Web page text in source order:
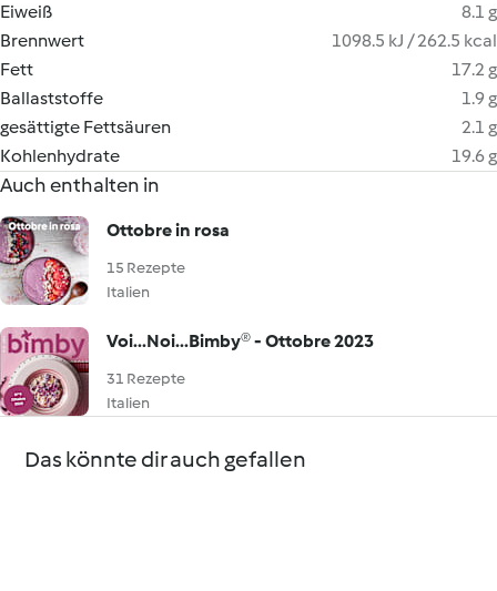
Eiweiß
8.1 g
Brennwert
1098.5 kJ / 262.5 kcal
Fett
17.2 g
Ballaststoffe
1.9 g
gesättigte Fettsäuren
2.1 g
Kohlenhydrate
19.6 g
Auch enthalten in
Ottobre in rosa
15 Rezepte
Italien
Voi...Noi...Bimby® - Ottobre 2023
31 Rezepte
Italien
Das könnte dir auch gefallen